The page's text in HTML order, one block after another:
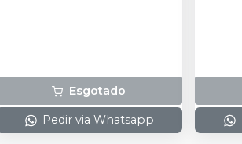
Esgotado
Pedir via Whatsapp